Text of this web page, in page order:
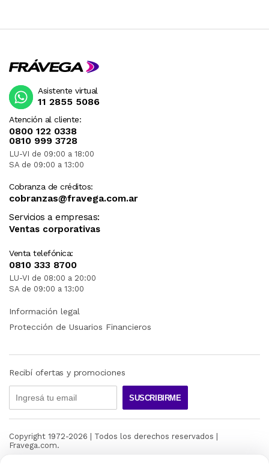
Atención al cliente:
0800 122 0338
0810 999 3728
LU-VI de 09:00 a 18:00
SA de 09:00 a 13:00
Cobranza de créditos:
cobranzas@fravega.com.ar
Servicios a empresas:
Ventas corporativas
Venta telefónica:
0810 333 8700
LU-VI de 08:00 a 20:00
SA de 09:00 a 13:00
Asistente virtual
11 2855 5086
Información legal
Protección de Usuarios Financieros
Recibí ofertas y promociones
SUSCRIBIRME
Copyright 1972-2026 | Todos los derechos reservados |
Fravega.com.